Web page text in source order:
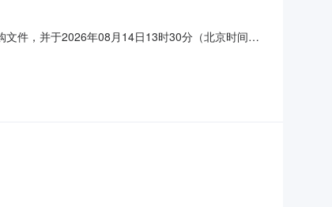
件，并于2026年08月14日13时30分（北京时间）
本项目（是/否）接受合同分包：采购包1：不同